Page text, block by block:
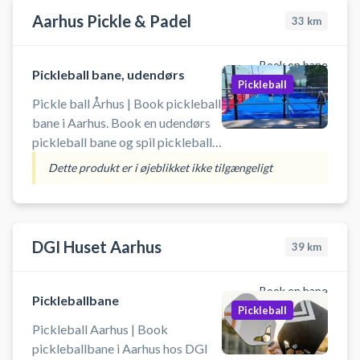
hvis du er i bil fra Ejby, Middelfart
Vestfyns hallernes mange
pickleballbaner.
Aarhus Pickle & Padel 33 km
Book en bane
Pickleball bane, udendørs
Pickle ball Århus | Book pickleball
bane i Aarhus. Book en udendørs
pickleball bane og spil pickleball i
Aarhus.
Pickleball
Dette produkt er i øjeblikket ikke tilgængeligt
DGI Huset Aarhus 39 km
Book en bane
Pickleballbane
Pickleball Aarhus | Book
pickleballbane i Aarhus hos DGI
Pickleball